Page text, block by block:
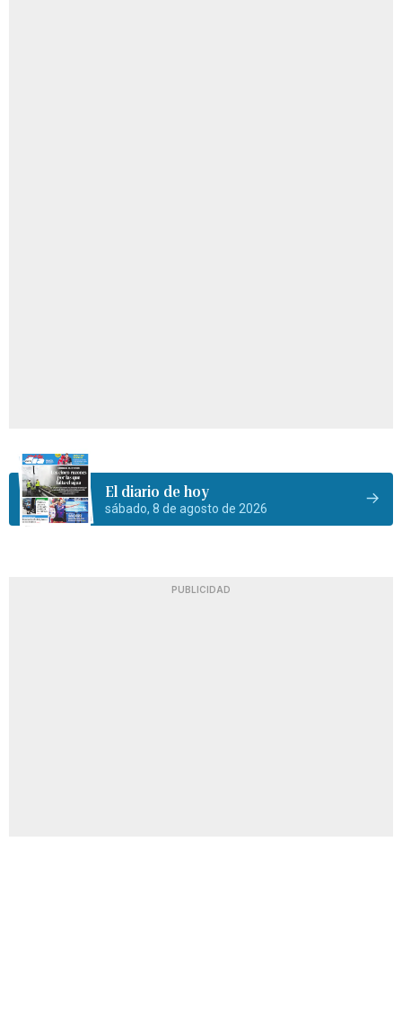
El diario de hoy
sábado, 8 de agosto de 2026
PUBLICIDAD